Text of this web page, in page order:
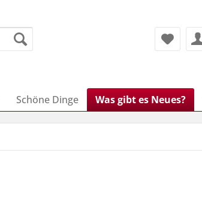
Schöne Dinge Was gibt es Neues?